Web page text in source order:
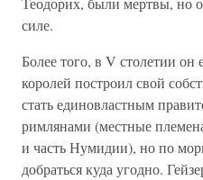
силе.
Более того, в V столетии
королей построил свой
стать единовластным
римлянами (местные
и часть Нумидии), но по
добраться куда угодно.